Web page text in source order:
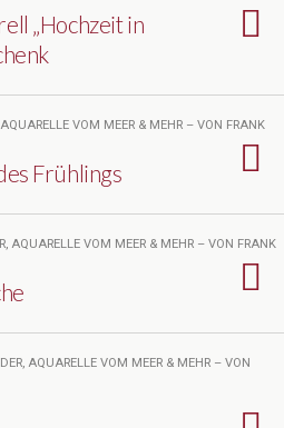
„Hochzeit in
VOM MEER & MEHR – VON FRANK
Frühlings
AQUARELLE VOM MEER & MEHR – VON FRANK
AQUARELLE VOM MEER & MEHR – VON